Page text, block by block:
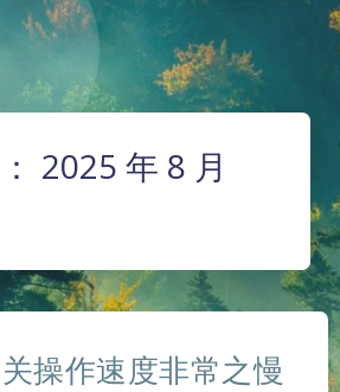
2025 年 8 月
操作速度非常之慢